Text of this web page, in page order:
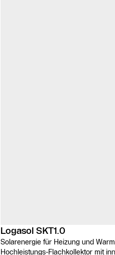
Logasol SKT1.0
Solarenergie für Heizung und
Hochleistungs-Flachkollektor mit